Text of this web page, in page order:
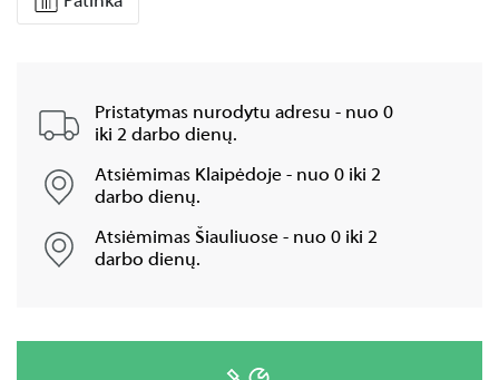
Pristatymas nurodytu adresu - nuo 0
iki 2 darbo dienų.
Atsiėmimas Klaipėdoje - nuo 0 iki 2
darbo dienų.
Atsiėmimas Šiauliuose - nuo 0 iki 2
darbo dienų.